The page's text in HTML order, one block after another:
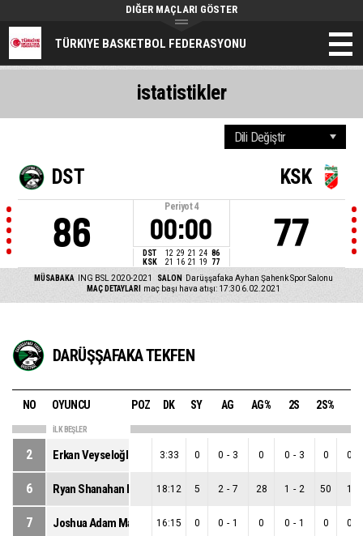
TÜRKIYE BASKETBOL FEDERASYONU
DIĞER MAÇLARI GÖSTER
DST
86
Periyot 4
00:00
DST 12 29 21 24 86
KSK
21 16 21 19 77
KSK
77
MÜSABAKA ING BSL 2020-2021 SALON
Darüşşafaka Ayhan Şahenk Spor Salonu
MAÇ DETAYLARI
maç başı hava atışı: 17:30 6.02.2021
istatistikler
DARÜŞŞAFAKA TEKFEN
NO OYUNCU POZ DK SY AG AG% 2S 2S%
İLK BEŞLER
2 Erkan Veyseloğlu 3:33 0 0 - 3 0 0 - 3 0 0
6 18:12 5 2 - 7 28 1 - 2 50 1
7 16:15 0 0 - 1 0 0 - 1 0 0